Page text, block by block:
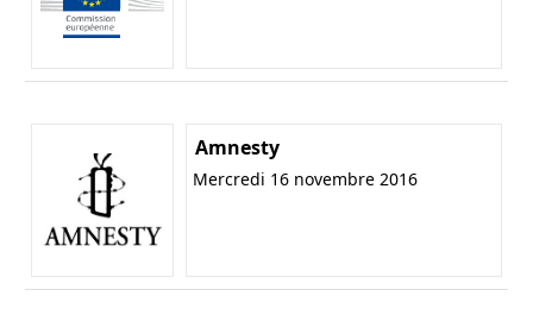
Amnesty
Mercredi 16 novembre 2016